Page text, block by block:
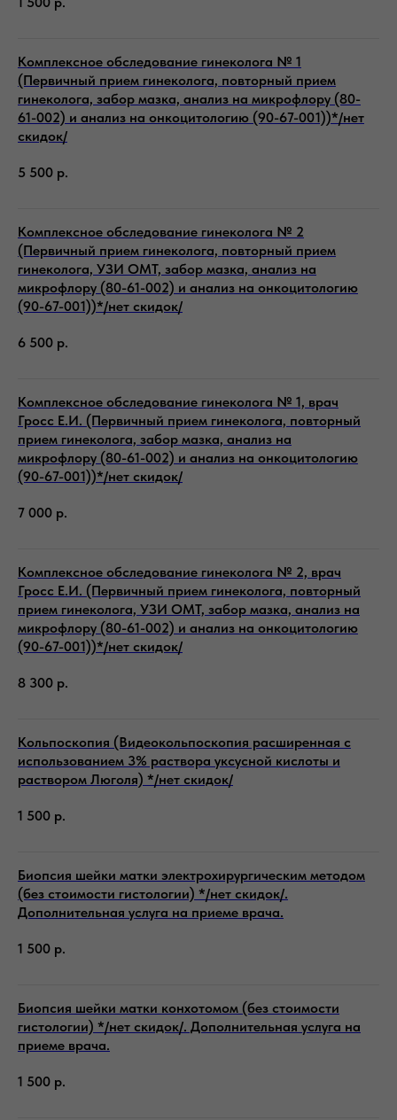
Комплексное обследование гинеколога № 1
(Первичный прием гинеколога, повторный прием
гинеколога, забор мазка, анализ на микрофлору (80-
61-002) и анализ на онкоцитологию (90-67-001))*/нет
скидок/
5 500 р.
Комплексное обследование гинеколога № 2
(Первичный прием гинеколога, повторный прием
гинеколога, УЗИ ОМТ, забор мазка, анализ на
микрофлору (80-61-002) и анализ на онкоцитологию
(90-67-001))*/нет скидок/
6 500 р.
Комплексное обследование гинеколога № 1, врач
Гросс Е.И. (Первичный прием гинеколога, повторный
прием гинеколога, забор мазка, анализ на
микрофлору (80-61-002) и анализ на онкоцитологию
(90-67-001))*/нет скидок/
7 000 р.
Комплексное обследование гинеколога № 2, врач
Гросс Е.И. (Первичный прием гинеколога, повторный
прием гинеколога, УЗИ ОМТ, забор мазка, анализ на
микрофлору (80-61-002) и анализ на онкоцитологию
(90-67-001))*/нет скидок/
8 300 р.
Кольпоскопия (Видеокольпоскопия расширенная с
использованием 3% раствора уксусной кислоты и
раствором Люголя) */нет скидок/
1 500 р.
Биопсия шейки матки электрохирургическим методом
(без стоимости гистологии) */нет скидок/.
Дополнительная услуга на приеме врача.
1 500 р.
Биопсия шейки матки конхотомом (без стоимости
гистологии) */нет скидок/. Дополнительная услуга на
приеме врача.
1 500 р.